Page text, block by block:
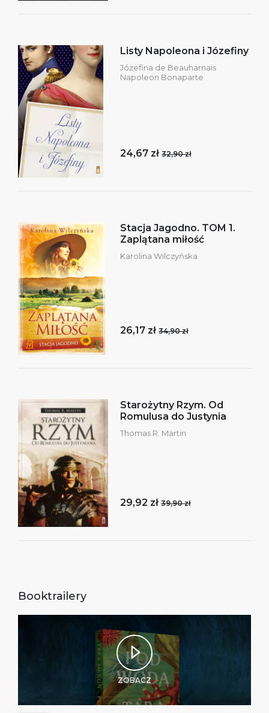
Listy Napoleona i Józefiny
Józefina de Beauharnais
Napoleon Bonaparte
24,67 zł 32,90 zł
Stacja Jagodno. TOM 1.
Zaplątana miłość
Karolina Wilczyńska
26,17 zł 34,90 zł
Starożytny Rzym. Od
Romulusa do Justynia
Thomas R. Martin
29,92 zł 39,90 zł
Booktrailery
ZOBACZ